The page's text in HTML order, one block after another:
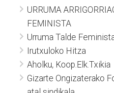
URRUMA
FEMINISTA
Urruma Talde
Irutxuloko Hitza
Aholku, Koop.Elk.Txikia
Gizarte Ongizaterako